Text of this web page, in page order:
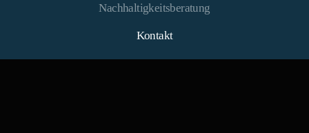
Nachhaltigkeitsberatung
Kontakt